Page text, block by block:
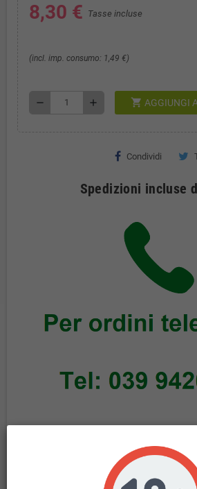
8,30 € Tasse incluse
(incl. imp. consumo: 1,49 €)
remove add shopping_cart AGGIUNGI
Condividi
Spedizioni incluse